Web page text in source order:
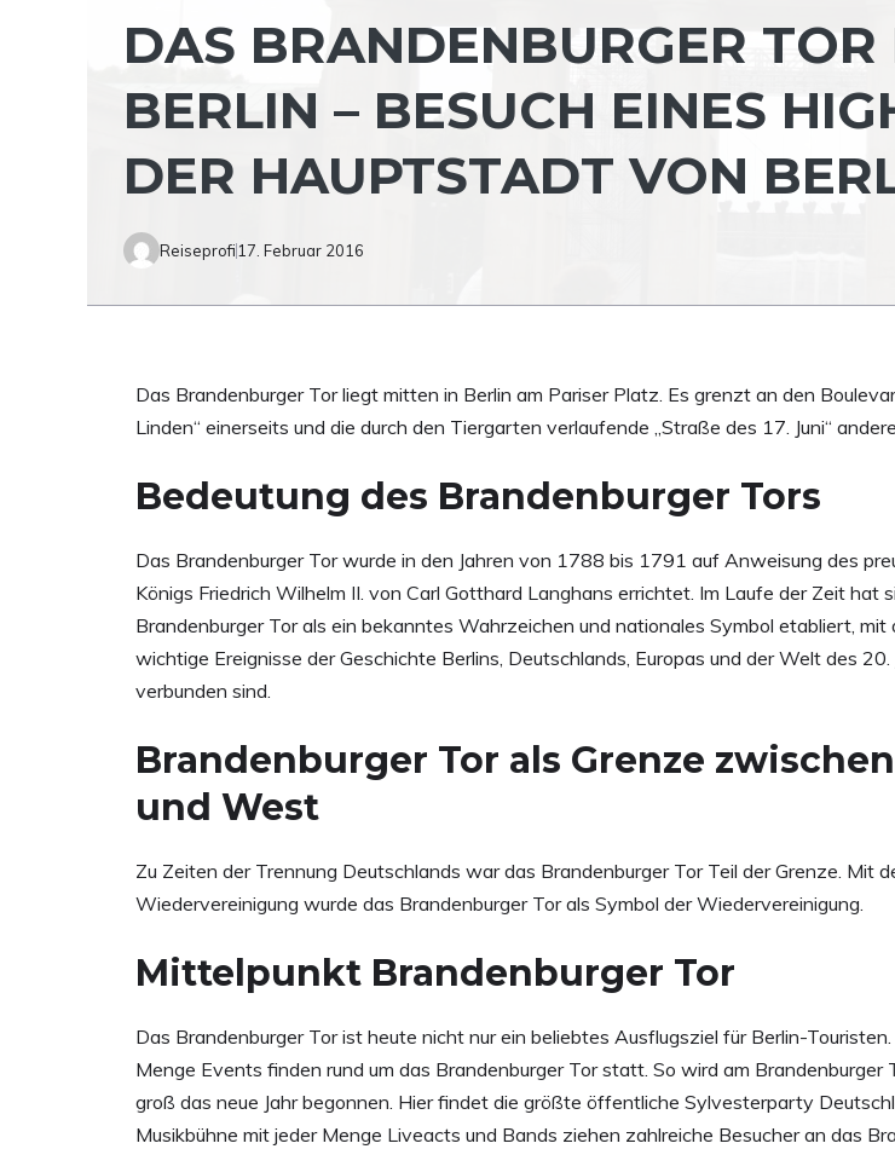
DAS BRANDENBURGER TOR
BERLIN – BESUCH EINES
DER HAUPTSTADT VON
Reiseprofi 17. Februar 2016
Das Brandenburger Tor liegt mitten in Berlin am Pariser Platz. Es grenzt an den
Linden“ einerseits und die durch den Tiergarten verlaufende „Straße des 17. Juni“
Bedeutung des Brandenburger Tors
Das Brandenburger Tor wurde in den Jahren von 1788 bis 1791 auf Anweisung des
Königs Friedrich Wilhelm II. von Carl Gotthard Langhans errichtet. Im Laufe der Zeit hat
Brandenburger Tor als ein bekanntes Wahrzeichen und nationales Symbol etabliert, mit
wichtige Ereignisse der Geschichte Berlins, Deutschlands, Europas und der Welt des 20.
verbunden sind.
Brandenburger Tor als Grenze
und West
Zu Zeiten der Trennung Deutschlands war das Brandenburger Tor Teil der Grenze. Mit
Wiedervereinigung wurde das Brandenburger Tor als Symbol der Wiedervereinigung.
Mittelpunkt Brandenburger Tor
Das Brandenburger Tor ist heute nicht nur ein beliebtes Ausflugsziel für Berlin-
Menge Events finden rund um das Brandenburger Tor statt. So wird am Brandenburger
groß das neue Jahr begonnen. Hier findet die größte öffentliche Sylvesterparty
Musikbühne mit jeder Menge Liveacts und Bands ziehen zahlreiche Besucher an das